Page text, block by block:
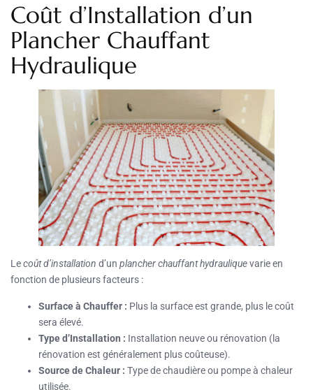
Coût d’Installation d’un
Plancher Chauffant
Hydraulique
Lecoût d’installation d’un plancher chauffant hydrauliquevarie en
fonction de plusieurs facteurs :
Surface à Chauffer : Plus la surface est grande, plus le coût
sera élevé.
Type d’Installation : Installation neuve ou rénovation (la
rénovation est généralement plus coûteuse).
Source de Chaleur : Type de chaudière ou pompe à chaleur
utilisée.